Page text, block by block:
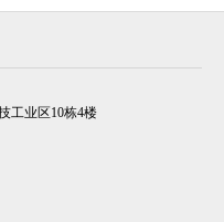
工业区10栋4楼